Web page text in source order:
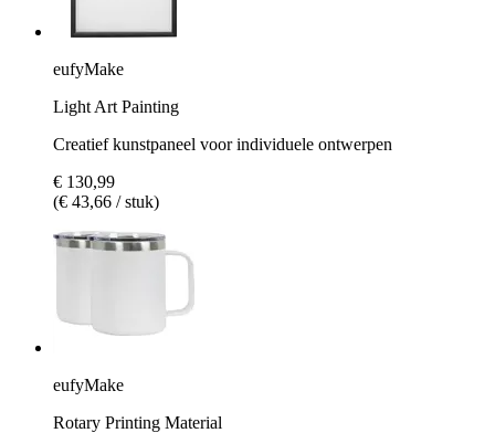
eufyMake
Light Art Painting
Creatief kunstpaneel voor individuele ontwerpen
€ 130,99
(€ 43,66 / stuk)
eufyMake
Rotary Printing Material